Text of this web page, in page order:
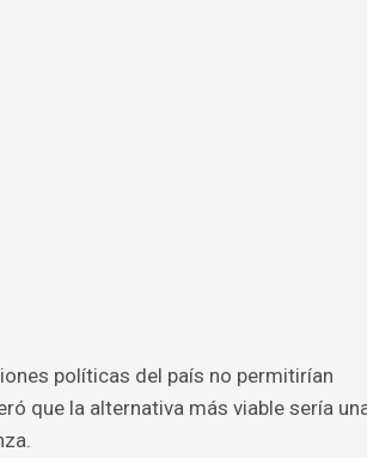
políticas del país no permitirían
que la alternativa más viable sería